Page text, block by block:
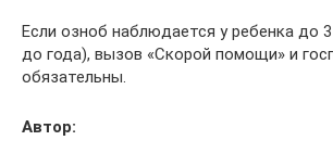
Если озноб наблюдается у ребенка до
до года), вызов «Скорой помощи» и
обязательны.
Автор: